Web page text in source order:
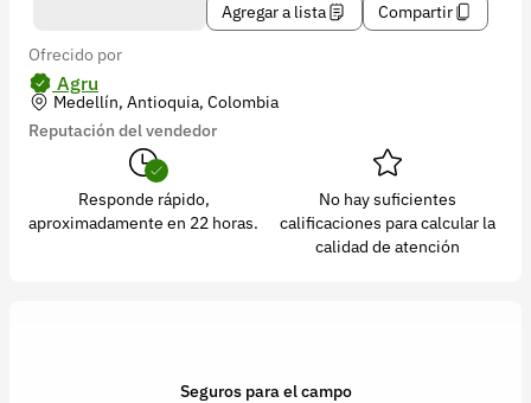
Agregar a lista
Compartir
Ofrecido por
Agru
Medellín, Antioquia, Colombia
Reputación del vendedor
Responde rápido,
aproximadamente en 22 horas.
No hay suficientes
calificaciones para calcular la
calidad de atención
Seguros para el campo